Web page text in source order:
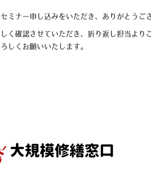
ミナー申し込みをいただき、ありがとうご
く確認させていただき、折り返し担当より
しくお願いいたします。